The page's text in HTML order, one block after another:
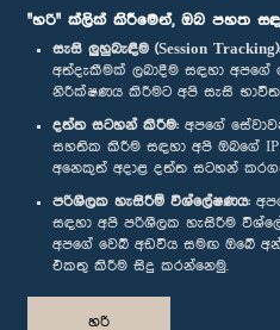
"හරි" ක්ලික් කිරීමෙන්, ඔබ පහත
සැසි ලුහුබැඳීම (Session Tracking):
අත්දැකීමක් ලබාදීම සඳහා අපගේ
නිරීක්ෂණය කිරීමට අපි සැසි
දත්ත සටහන් කිරීම: අපගේ
සහතික කිරීම සඳහා අපි ඔබගේ
අනෙකුත් අදාළ දත්ත සටහන්
පරිශීලක හැසිරීම් විශ්ලේෂණය:
සඳහා අපි පරිශීලක හැසිරීම
අපගේ වෙබ් අඩවිය සමඟ ඔබේ
එකතු කිරීම සිදු කරන්නෙමු.
හරි
අප හා සම්බන්ධ වී සිටින්න :
සම්මාන
පෞද්ගලිකත්ව ප්‍රතිපත්තිය